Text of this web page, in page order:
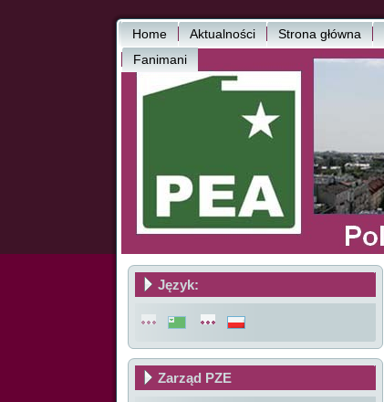
Home Aktualności Strona główna
Fanimani
Język:
Zarząd PZE